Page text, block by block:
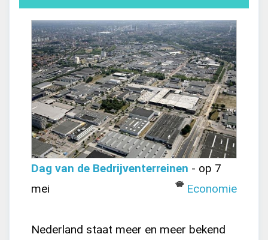
Dag van de Bedrijventerreinen - op 7
mei
Economie
Nederland staat meer en meer bekend